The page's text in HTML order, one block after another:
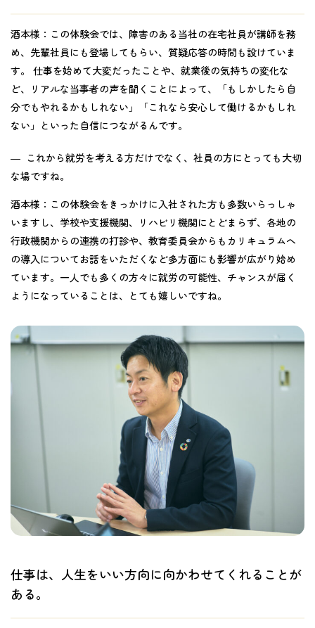
酒本様： この体験会では、障害のある当社の在宅社員が講師を務
め、先輩社員にも登場してもらい、質疑応答の時間も設けていま
す。 仕事を始めて大変だったことや、就業後の気持ちの変化な
ど、リアルな当事者の声を聞くことによって、「もしかしたら自
分でもやれるかもしれない」「これなら安心して働けるかもしれ
ない」といった自信につながるんです。
― これから就労を考える方だけでなく、社員の方にとっても大切
な場ですね。
酒本様： この体験会をきっかけに入社された方も多数いらっしゃ
いますし、学校や支援機関、リハビリ機関にとどまらず、各地の
行政機関からの連携の打診や、教育委員会からもカリキュラムへ
の導入についてお話をいただくなど多方面にも影響が広がり始め
ています。一人でも多くの方々に就労の可能性、チャンスが届く
ようになっていることは、とても嬉しいですね。
仕事は、人生をいい方向に向かわせてくれることが
ある。